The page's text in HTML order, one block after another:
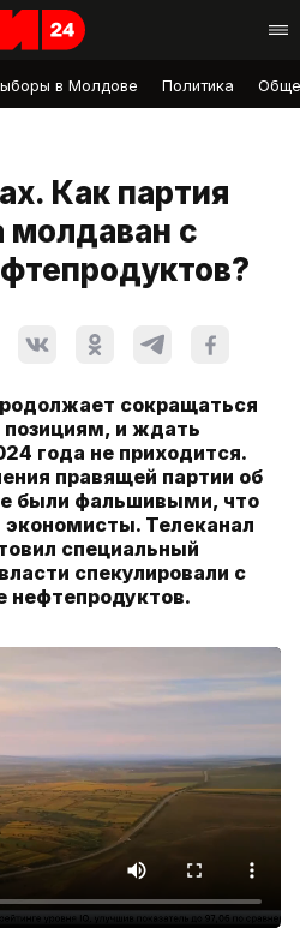
в Молдове Политика
Как партия
молдаван с
сокращаться
позициям, и ждать
года не приходится.
правящей партии об
были фальшивыми, что
Телеканал
специальный
спекулировали с
нефтепродуктов.